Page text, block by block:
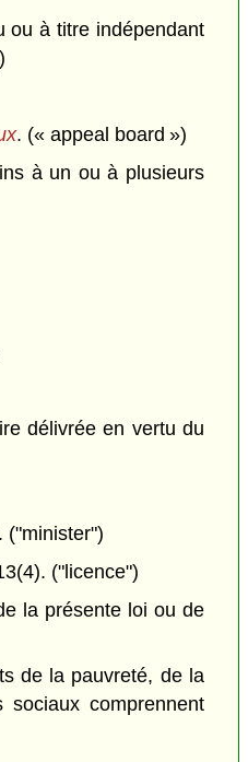
ou à titre indépendant
. (« appeal board »)
à un ou à plusieurs
délivrée en vertu du
("minister")
("licence")
la présente loi ou de
de la pauvreté, de la
comprennent